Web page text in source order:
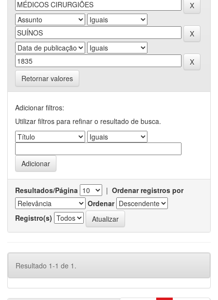
Retornar valores
Adicionar filtros:
Utilizar filtros para refinar o resultado de busca.
Resultados/Página | Ordenar registros por
Ordenar
Registro(s)
Resultado 1-1 de 1.